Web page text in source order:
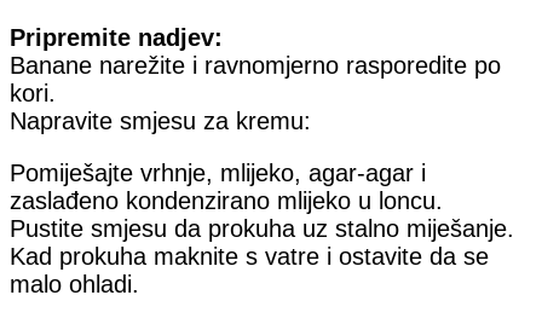
Pripremite nadjev:
Banane narežite i ravnomjerno rasporedite po
kori.
Napravite smjesu za kremu:
Pomiješajte vrhnje, mlijeko, agar-agar i
zaslađeno kondenzirano mlijeko u loncu.
Pustite smjesu da prokuha uz stalno miješanje.
Kad prokuha maknite s vatre i ostavite da se
malo ohladi.